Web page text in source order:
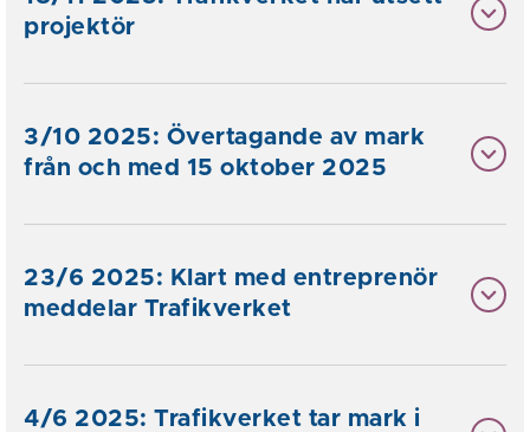
projektör
3/10 2025: Övertagande av mark
från och med 15 oktober 2025
23/6 2025: Klart med entreprenör
meddelar Trafikverket
4/6 2025: Trafikverket tar mark i